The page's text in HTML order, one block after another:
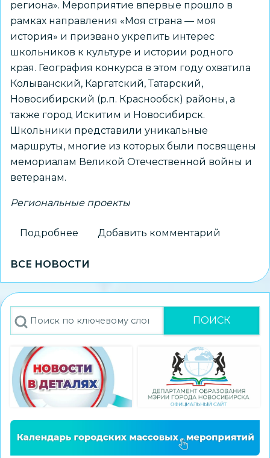
региона». Мероприятие впервые прошло в
рамках направления «Моя страна — моя
история» и призвано укрепить интерес
школьников к культуре и истории родного
края. География конкурса в этом году охватила
Колыванский, Каргатский, Татарский,
Новосибирский (р.п. Краснообск) районы, а
также город Искитим и Новосибирск.
Школьники представили уникальные
маршруты, многие из которых были посвящены
мемориалам Великой Отечественной войны и
ветеранам.
Региональные проекты
Подробнее
школьник
стал
победителем
экскурсионных
«Памятные
места
моего
региона»
Добавить комментарий
ВСЕ НОВОСТИ
Поиск